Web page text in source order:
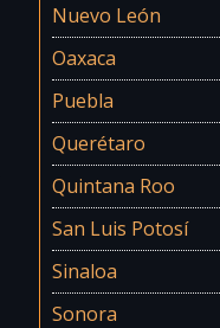
Nuevo León
Oaxaca
Puebla
Querétaro
Quintana Roo
San Luis Potosí
Sinaloa
Sonora